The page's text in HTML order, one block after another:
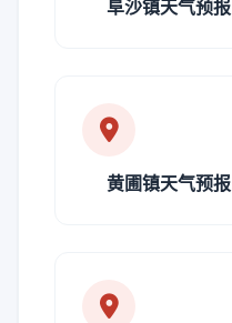
阜沙镇天气预报
黄圃镇天气预报